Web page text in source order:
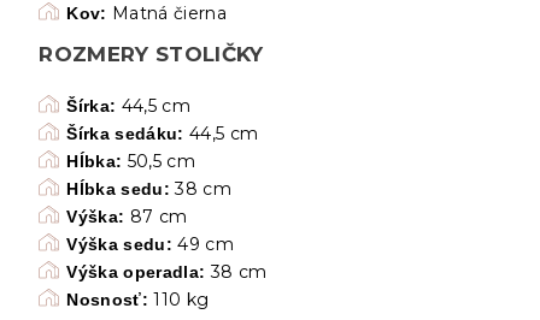
Kov: Matná čierna
ROZMERY STOLIČKY
Šírka: 44,5 cm
Šírka sedáku: 44,5 cm
Hĺbka: 50,5 cm
Hĺbka sedu: 38 cm
Výška: 87 cm
Výška sedu: 49 cm
Výška operadla: 38 cm
Nosnosť: 110 kg